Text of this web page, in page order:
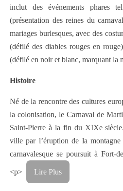
inclut des événements phares
(présentation des reines du
mariages burlesques, avec des
(défilé des diables rouges en
(défilé en noir et blanc, marquant la
Histoire
Né de la rencontre des cultures
la colonisation, le Carnaval de
Saint-Pierre à la fin du XIXe
ville par l’éruption de la
carnavalesque se poursuit à Fort-
<p> Lire Plus